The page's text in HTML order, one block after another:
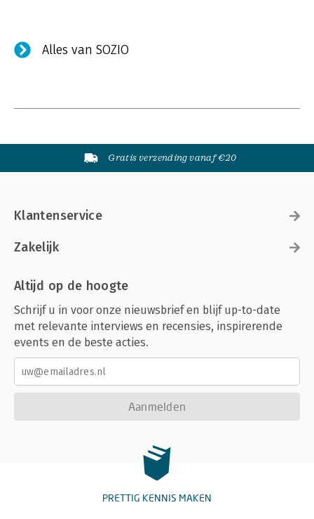
Alles van SOZIO
Gratis verzending vanaf €20
Klantenservice
Zakelijk
Altijd op de hoogte
Schrijf u in voor onze nieuwsbrief en blijf up-to-date
met relevante interviews en recensies, inspirerende
events en de beste acties.
Aanmelden
PRETTIG KENNIS MAKEN